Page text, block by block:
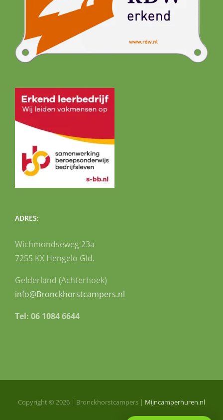
ADRES:
Wichmondseweg 23a
7255 KX Hengelo Gld.
Gelderland (Achterhoek)
info@Bronckhorstcampers.nl
Tel: 06 1084 6644
Copyright © 2026 | Bronckhorstcampers | Mijncamperhuren.nl